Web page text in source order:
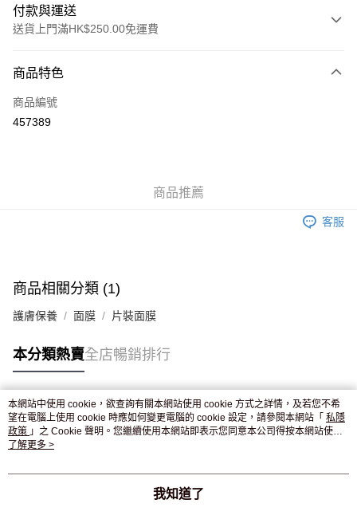
付款與運送
送貨上門滿HK$250.00免運費
信用卡
Apple Pay
商品特色
商品編號
457389
商品推薦
客服
商品相關分類 (1)
護膚保養 面膜 片裝面膜
本分類熱賣全店暢銷排行
熱門標籤
熱銷排行
本網站中使用 cookie，欲查詢有關本網站使用 cookie 方式之詳情，及若您不希
望在電腦上使用 cookie 時應如何變更電腦的 cookie 設定，請參閱本網站「 私隱
政策 」之 Cookie 聲明。您繼續使用本網站即表示您同意本公司得按本網站使用
條款之 Cookie 聲明使用 cookie。
了解更多 >
我知道了